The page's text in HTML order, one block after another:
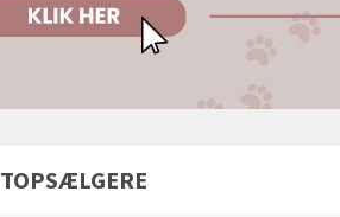
TOPSÆLGERE